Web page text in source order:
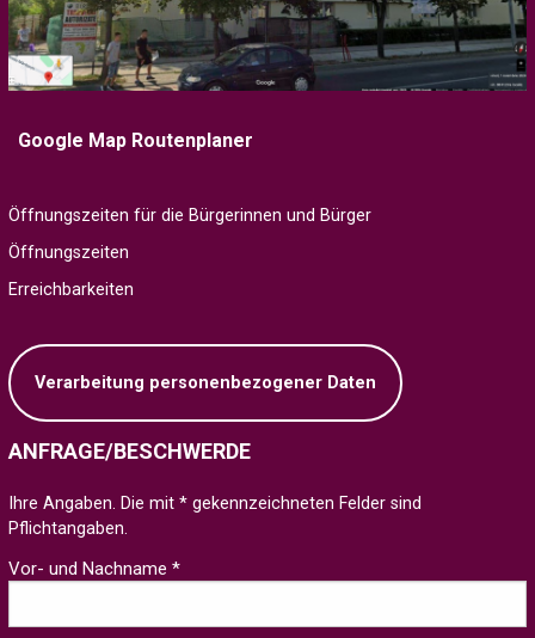
Google Map Routenplaner
Öffnungszeiten für die Bürgerinnen und Bürger
Öffnungszeiten
Erreichbarkeiten
Verarbeitung personenbezogener Daten
ANFRAGE/BESCHWERDE
Ihre Angaben. Die mit * gekennzeichneten Felder sind
Pflichtangaben.
Vor- und Nachname *